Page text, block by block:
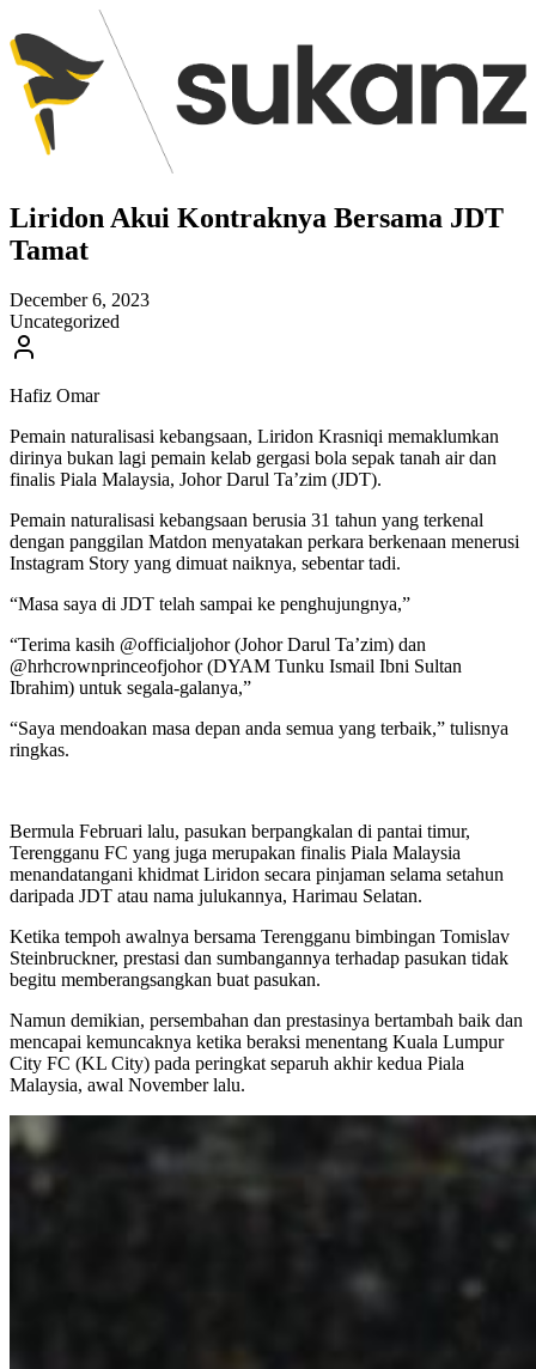
Liridon Akui Kontraknya Bersama JDT
Tamat
December 6, 2023
Uncategorized
Hafiz Omar
Pemain naturalisasi kebangsaan, Liridon Krasniqi memaklumkan
dirinya bukan lagi pemain kelab gergasi bola sepak tanah air dan
finalis Piala Malaysia, Johor Darul Ta’zim (JDT).
Pemain naturalisasi kebangsaan berusia 31 tahun yang terkenal
dengan panggilan Matdon menyatakan perkara berkenaan menerusi
Instagram Story yang dimuat naiknya, sebentar tadi.
“Masa saya di JDT telah sampai ke penghujungnya,”
“Terima kasih @officialjohor (Johor Darul Ta’zim) dan
@hrhcrownprinceofjohor (DYAM Tunku Ismail Ibni Sultan
Ibrahim) untuk segala-galanya,”
“Saya mendoakan masa depan anda semua yang terbaik,” tulisnya
ringkas.
Bermula Februari lalu, pasukan berpangkalan di pantai timur,
Terengganu FC yang juga merupakan finalis Piala Malaysia
menandatangani khidmat Liridon secara pinjaman selama setahun
daripada JDT atau nama julukannya, Harimau Selatan.
Ketika tempoh awalnya bersama Terengganu bimbingan Tomislav
Steinbruckner, prestasi dan sumbangannya terhadap pasukan tidak
begitu memberangsangkan buat pasukan.
Namun demikian, persembahan dan prestasinya bertambah baik dan
mencapai kemuncaknya ketika beraksi menentang Kuala Lumpur
City FC (KL City) pada peringkat separuh akhir kedua Piala
Malaysia, awal November lalu.